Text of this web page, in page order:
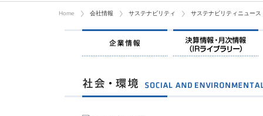
Home 会社情報 サステナビリティ サステナビリティニュース
企業情報